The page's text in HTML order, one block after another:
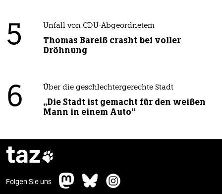
5 Unfall von CDU-Abgeordnetem
Thomas Bareiß crasht bei voller
Dröhnung
6 Über die geschlechtergerechte Stadt
„Die Stadt ist gemacht für den weißen
Mann in einem Auto“
taz
Folgen Sie uns